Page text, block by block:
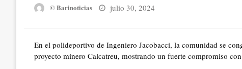
© Barinoticias
Posted
julio 30, 2024
En el polideportivo de Ingeniero Jacobacci, la comunidad se
proyecto minero Calcatreu, mostrando un fuerte compromiso